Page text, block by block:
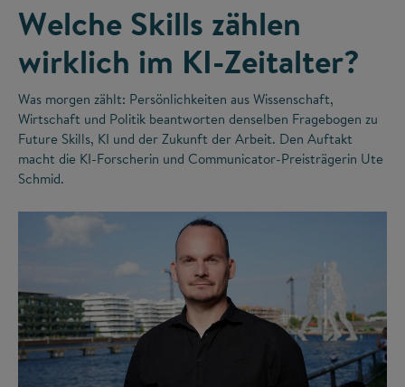
Welche Skills zählen
wirklich im KI-Zeitalter?
Was morgen zählt: Persönlichkeiten aus Wissenschaft,
Wirtschaft und Politik beantworten denselben Fragebogen zu
Future Skills, KI und der Zukunft der Arbeit. Den Auftakt
macht die KI-Forscherin und Communicator-Preisträgerin Ute
Schmid.